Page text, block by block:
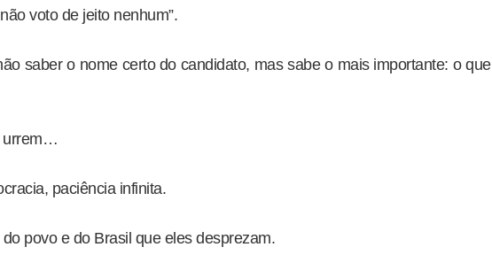
voto de jeito nenhum”.
saber o nome certo do candidato, mas sabe o mais importante: o que
urrem…
paciência infinita.
povo e do Brasil que eles desprezam.